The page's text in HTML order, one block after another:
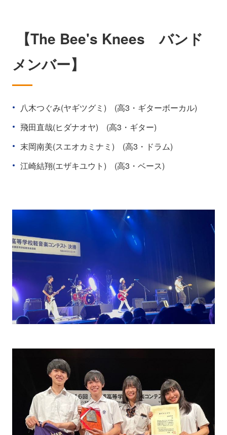
【The Bee's Knees バンド
メンバー】
八木つぐみ(ヤギツグミ) (高3・ギターボーカル)
飛田直哉(ヒダナオヤ) (高3・ギター)
末岡南美(スエオカミナミ) (高3・ドラム)
江崎結翔(エザキユウト) (高3・ベース)